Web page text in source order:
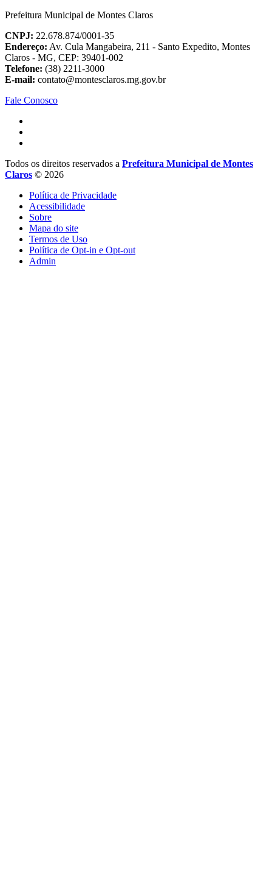
Prefeitura Municipal de Montes Claros
CNPJ: 22.678.874/0001-35
Endereço: Av. Cula Mangabeira, 211 - Santo Expedito, Montes
Claros - MG, CEP: 39401-002
Telefone: (38) 2211-3000
E-mail: contato@montesclaros.mg.gov.br
Fale Conosco
Todos os direitos reservados a Prefeitura Municipal de Montes
Claros © 2026
Política de Privacidade
Acessibilidade
Sobre
Mapa do site
Termos de Uso
Política de Opt-in e Opt-out
Admin